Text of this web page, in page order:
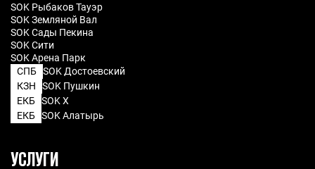
SOK Рыбаков Тауэр
SOK Земляной Вал
SOK Сады Пекина
SOK Сити
SOK Арена Парк
СПБ SOK Достоевский
КЗН
SOK Пушкин
ЕКБ SOK X
ЕКБ SOK Алатырь
УСЛУГИ